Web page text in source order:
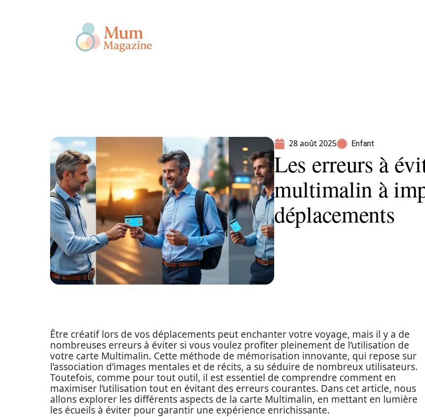
28 août 2025 Enfant
Les erreurs à
multimalin à
déplacements
Être créatif lors de vos déplacements peut enchanter votre voyage, mais il y a de
nombreuses erreurs à éviter si vous voulez profiter pleinement de l’utilisation de
votre carte Multimalin. Cette méthode de mémorisation innovante, qui repose sur
l’association d’images mentales et de récits, a su séduire de nombreux utilisateurs.
Toutefois, comme pour tout outil, il est essentiel de comprendre comment en
maximiser l’utilisation tout en évitant des erreurs courantes. Dans cet article, nous
allons explorer les différents aspects de la carte Multimalin, en mettant en lumière
les écueils à éviter pour garantir une expérience enrichissante.